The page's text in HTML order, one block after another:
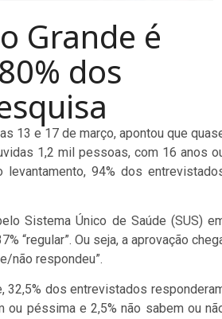
Grande é
dos
13 e 17 de março, apontou que
1,2 mil pessoas, com 16 anos
94% dos
Sistema Único de Saúde (SUS)
“regular”. Ou seja, a aprovação
não respondeu”.
32,5% dos entrevistados
ou péssima e 2,5% não sabem ou